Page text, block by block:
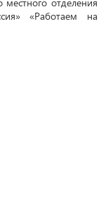
«Работаем на